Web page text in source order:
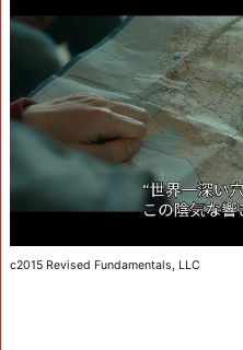
c2015 Revised Fundamentals, LLC